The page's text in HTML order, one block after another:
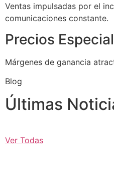
Ventas impulsadas por el
comunicaciones constante.
Precios
Márgenes de ganancia
Blog
Últimas
Ver Todas